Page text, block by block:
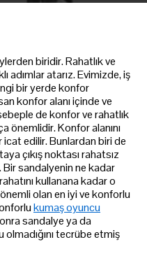
biridir. Rahatlık ve
adımlar atarız. Evimizde, iş
bir yerde konfor
konfor alanı içinde ve
de konfor ve rahatlık
önemlidir. Konfor alanını
icat edilir. Bunlardan biri de
çıkış noktası rahatsız
sandalyenin ne kadar
kullanana kadar o
olan en iyi ve konforlu
kumaş oyuncu
sandalye ya da
tecrübe etmiş